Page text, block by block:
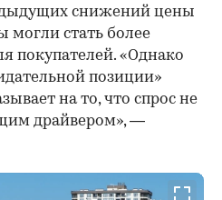
снижений цены
могли стать более
покупателей. «Однако
позиции»
на то, что спрос не
драйвером», —